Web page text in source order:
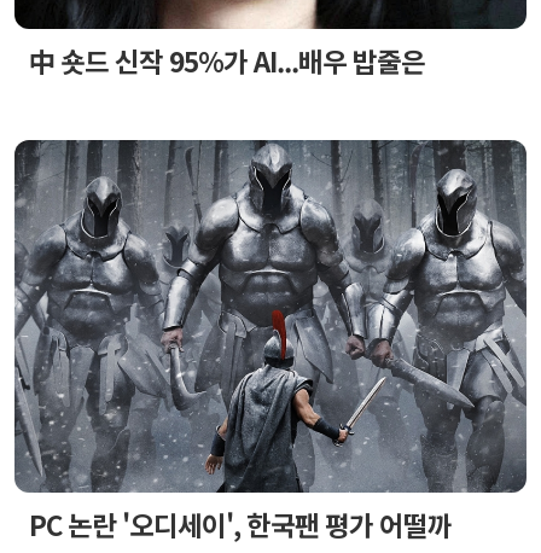
中 숏드 신작 95%가 AI...배우 밥줄은
PC 논란 '오디세이', 한국팬 평가 어떨까